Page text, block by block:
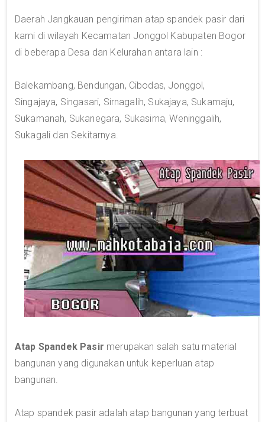
Daerah Jangkauan pengiriman atap spandek pasir dari
kami di wilayah Kecamatan Jonggol Kabupaten Bogor
di beberapa Desa dan Kelurahan antara lain :
Balekambang, Bendungan, Cibodas, Jonggol,
Singajaya, Singasari, Sirnagalih, Sukajaya, Sukamaju,
Sukamanah, Sukanegara, Sukasirna, Weninggalih,
Sukagali dan Sekitarnya.
Atap Spandek Pasir merupakan salah satu material
bangunan yang digunakan untuk keperluan atap
bangunan.
Atap spandek pasir adalah atap bangunan yang terbuat